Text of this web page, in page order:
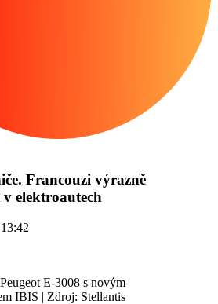
Francouzi výrazně
elektroautech
E-3008 s novým
IBIS | Zdroj: Stellantis